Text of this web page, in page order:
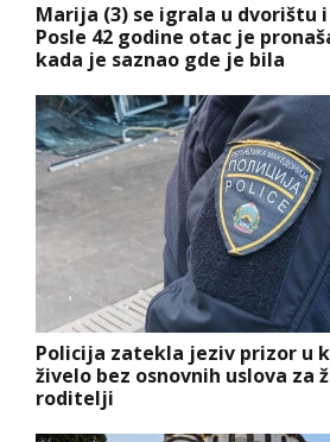
Marija (3) se igrala u dvorištu
Posle 42 godine otac je
kada je saznao gde je bila
Policija zatekla jeziv prizor u
živelo bez osnovnih uslova za
roditelji